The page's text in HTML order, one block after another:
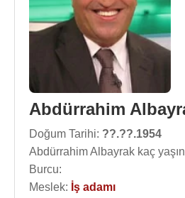
Abdürrahim
Doğum Tarihi: ??.??.1954
Abdürrahim Albayrak kaç
Burcu:
Meslek: İş adamı